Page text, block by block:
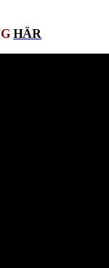
HÄR